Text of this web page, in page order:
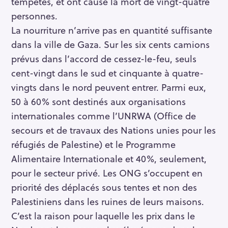
personnes.
La nourriture n’arrive pas en quantité suffisante
dans la ville de Gaza. Sur les six cents camions
prévus dans l’accord de cessez-le-feu, seuls
cent-vingt dans le sud et cinquante à quatre-
vingts dans le nord peuvent entrer. Parmi eux,
50 à 60% sont destinés aux organisations
internationales comme l’UNRWA (Office de
secours et de travaux des Nations unies pour les
réfugiés de Palestine) et le Programme
Alimentaire Internationale et 40%, seulement,
pour le secteur privé. Les ONG s’occupent en
priorité des déplacés sous tentes et non des
Palestiniens dans les ruines de leurs maisons.
C’est la raison pour laquelle les prix dans le